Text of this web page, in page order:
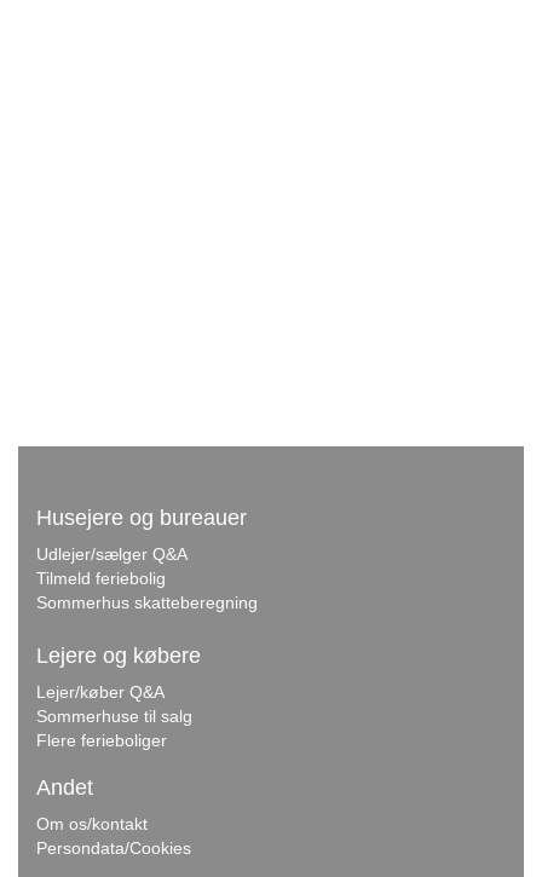
Husejere og bureauer
Udlejer/sælger Q&A
Tilmeld feriebolig
Sommerhus skatteberegning
Lejere og købere
Lejer/køber Q&A
Sommerhuse til salg
Flere ferieboliger
Andet
Om os/kontakt
Persondata/Cookies